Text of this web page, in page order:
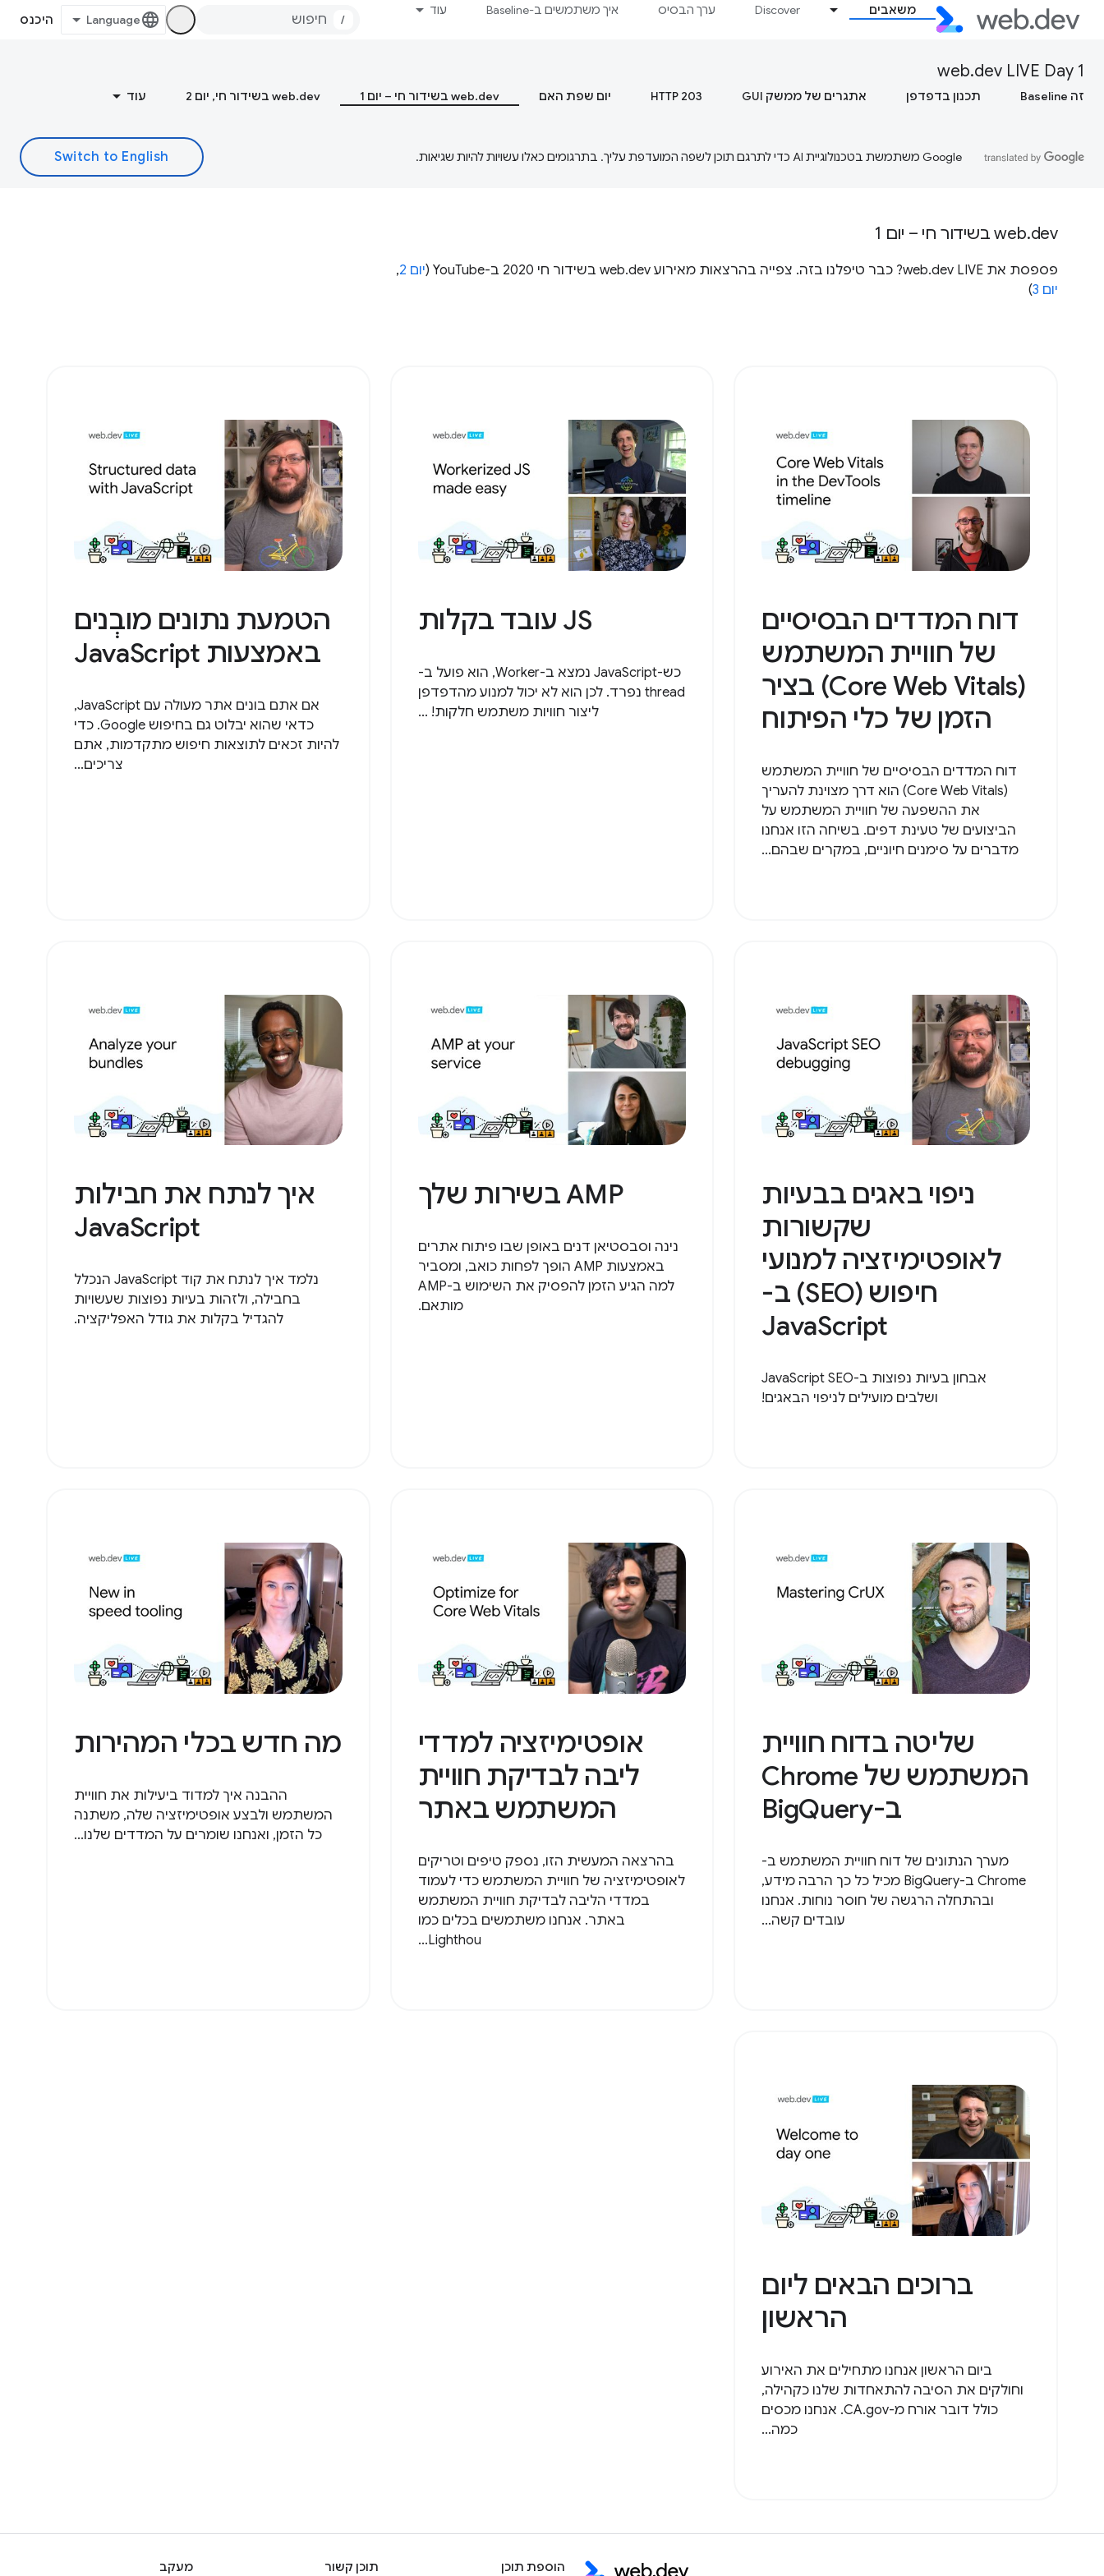
משאבים Discover ערך הבסיס איך משתמשים ב-Baseline עוד
/ היכנס
web.dev LIVE Day 1
זה Baseline תכנון בדפדפן אתגרים של ממשק GUI HTTP 203 יום שפת האם web.dev בשידור חי – יום 1 web.dev בשידור חי, יום 2 עוד
‫Google משתמשת בטכנולוגיית AI כדי לתרגם תוכן לשפה המועדפת עליך. בתרגומים כאלו עשויות להיות שגיאות.
web.dev בשידור חי – יום 1
פספסת את web.dev LIVE? כבר טיפלנו בזה. צפייה בהרצאות מאירוע web.dev בשידור חי 2020 ב-YouTube ( יום 2
,
יום 3
)
דוח המדדים הבסיסיים
של חוויית המשתמש
(Core Web Vitals) בציר
הזמן של כלי הפיתוח
דוח המדדים הבסיסיים של חוויית המשתמש
(Core Web Vitals) הוא דרך מצוינת להעריך
את ההשפעה של חוויית המשתמש על
הביצועים של טעינת דפים. בשיחה הזו אנחנו
מדברים על סימנים חיוניים, במקרים שבהם...
JS עובד בקלות
כש-JavaScript נמצא ב-Worker, הוא פועל ב-
thread נפרד. לכן הוא לא יכול למנוע מהדפדפן
ליצור חוויות משתמש חלקות! ...
הטמעת נתונים מובְנים
באמצעות JavaScript
אם אתם בונים אתר מעולה עם JavaScript,
כדאי שהוא יבלוט גם בחיפוש Google. כדי
להיות זכאים לתוצאות חיפוש מתקדמות, אתם
צריכים...
ניפוי באגים בבעיות
שקשורות
לאופטימיזציה למנועי
חיפוש (SEO) ב-
JavaScript
אבחון בעיות נפוצות ב-JavaScript SEO
ושלבים מועילים לניפוי הבאגים!
AMP בשירות שלך
נינה וסבסטיאן דנים באופן שבו פיתוח אתרים
באמצעות AMP הופך לפחות כואב, ומסביר
למה הגיע הזמן להפסיק את השימוש ב-AMP
מותאם.
איך לנתח את חבילות
JavaScript
נלמד איך לנתח את קוד JavaScript הנכלל
בחבילה, ולזהות בעיות נפוצות שעשויות
להגדיל בקלות את גודל האפליקציה.
שליטה בדוח חוויית
המשתמש של Chrome
ב-BigQuery
מערך הנתונים של דוח חוויית המשתמש ב-
Chrome ב-BigQuery מכיל כל כך הרבה מידע,
ובהתחלה הרגשה של חוסר נוחות. אנחנו
עובדים קשה...
אופטימיזציה למדדי
ליבה לבדיקת חוויית
המשתמש באתר
בהרצאה המעשית הזו, נספק טיפים וטריקים
לאופטימיזציה של חוויית המשתמש כדי לעמוד
במדדי הליבה לבדיקת חוויית המשתמש
באתר. אנחנו משתמשים בכלים כמו
Lighthou...
מה חדש בכלי המהירות
ההבנה איך למדוד ביעילות את חוויית
המשתמש ולבצע אופטימיזציה שלה, משתנה
כל הזמן, ואנחנו שומרים על המדדים שלנו...
ברוכים הבאים ליום
הראשון
ביום הראשון אנחנו מתחילים את האירוע
וחולקים את הסיבה להתאחדות שלנו כקהילה,
כולל דובר אורח מ-CA.gov. אנחנו מכסים
כמה...
הוספת תוכן תוכן קשור מעקב